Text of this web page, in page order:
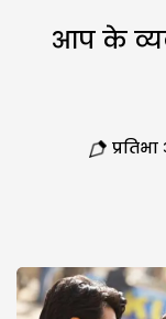
आप के
प्रतिभा